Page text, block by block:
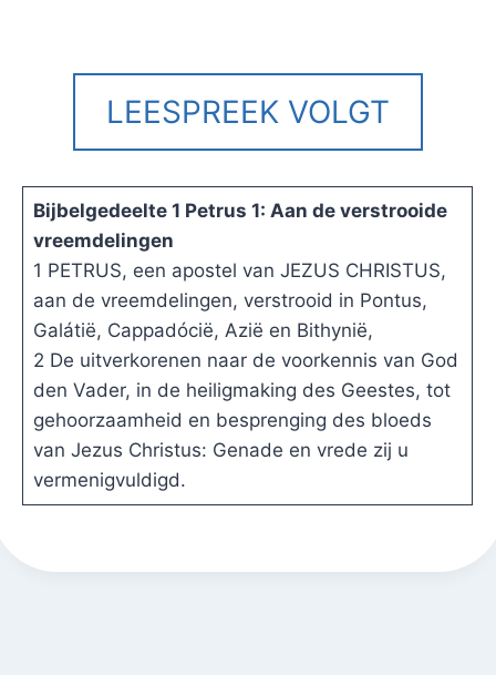
LEESPREEK VOLGT
Bijbelgedeelte 1 Petrus 1: Aan de verstrooide
vreemdelingen
1 PETRUS, een apostel van JEZUS CHRISTUS,
aan de vreemdelingen, verstrooid in Pontus,
Galátië, Cappadócië, Azië en Bithynië,
2 De uitverkorenen naar de voorkennis van God
den Vader, in de heiligmaking des Geestes, tot
gehoorzaamheid en besprenging des bloeds
van Jezus Christus: Genade en vrede zij u
vermenigvuldigd.